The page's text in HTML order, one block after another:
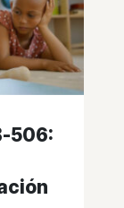
506: